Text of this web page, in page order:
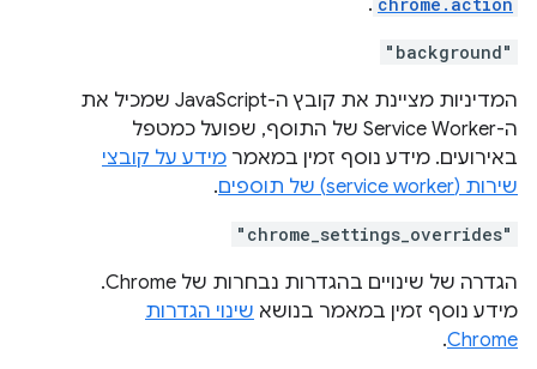
.
"background"
המדיניות מציינת את קובץ ה-JavaScript שמכיל את
ה-Service Worker של התוסף, שפועל כמטפל
באירועים. מידע נוסף זמין במאמר מידע על קובצי
שירות (service worker) של תוספים
.
"chrome_settings_overrides"
הגדרה של שינויים בהגדרות נבחרות של Chrome.
מידע נוסף זמין במאמר בנושא שינוי הגדרות
Chrome
.